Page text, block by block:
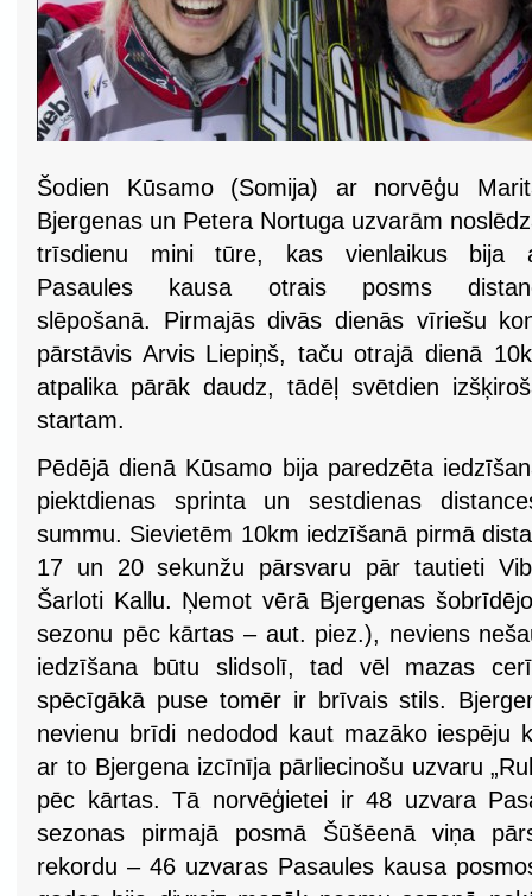
Šodien Kūsamo (Somija) ar norvēģu
Bjergenas un Petera Nortuga uzvarām
trīsdienu mini tūre, kas vienlaikus bija
Pasaules kausa otrais posms
slēpošanā. Pirmajās divās dienās vīriešu
pārstāvis Arvis Liepiņš, taču otrajā dienā
atpalika pārāk daudz, tādēļ svētdien
startam.
Pēdējā dienā Kūsamo bija paredzēta
piektdienas sprinta un sestdienas
summu. Sievietēm 10km iedzīšanā pirmā
17 un 20 sekunžu pārsvaru pār tautieti
Šarloti Kallu. Ņemot vērā Bjergenas
sezonu pēc kārtas – aut. piez.), neviens
iedzīšana būtu slidsolī, tad vēl mazas
spēcīgākā puse tomēr ir brīvais stils.
nevienu brīdi nedodod kaut mazāko iespēju
ar to Bjergena izcīnīja pārliecinošu uzvaru
pēc kārtas. Tā norvēģietei ir 48 uzvara
sezonas pirmajā posmā Šūšēenā viņa
rekordu – 46 uzvaras Pasaules kausa